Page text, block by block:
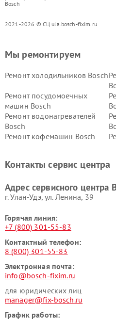
Bosch
2021-2026 © СЦ ula.bosch-fixim.ru
Мы ремонтируем
Ремонт холодильников Bosch
Ремонт посудомоечных
машин Bosch
Ремонт водонагревателей
Bosch
Ремонт кофемашин Bosch
Ремонт сушильных автоматов
Контакты сервис центра
Адрес сервисного центра
г. Улан-Удэ, ул. Ленина, 39
Горячая линия:
+7 (800) 301-55-83
Контактный телефон:
8 (800) 301-55-83
Электронная почта:
info@bosch-fixim.ru
для юридических лиц
manager@fix-bosch.ru
График работы: